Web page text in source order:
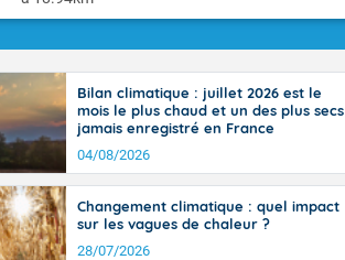
Bilan climatique : juillet 2026 est le
mois le plus chaud et un des plus secs
jamais enregistré en France
04/08/2026
Changement climatique : quel impact
sur les vagues de chaleur ?
28/07/2026